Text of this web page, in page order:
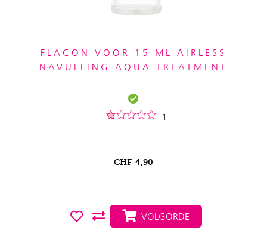
FLACON VOOR 15 ML AIRLESS
NAVULLING AQUA TREATMENT
1
CHF 4,90
VOLGORDE